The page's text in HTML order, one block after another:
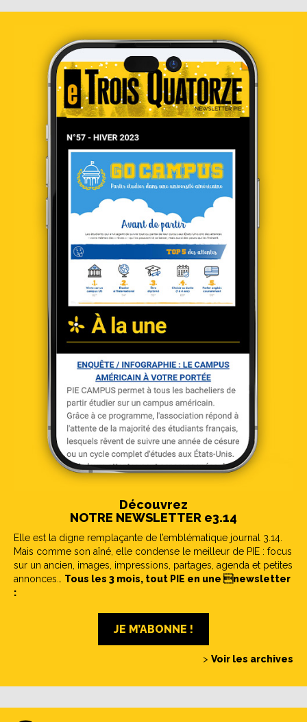
Découvrez
NOTRE NEWSLETTER e3.14
Elle est la digne remplaçante de l’emblématique journal 3.14.
Mais comme son aîné, elle condense le meilleur de PIE : focus
sur un ancien, images, impressions, partages, agenda et petites
annonces… Tous les 3 mois, tout PIE en une newsletter
:
JE M’ABONNE !
> Voir les archives